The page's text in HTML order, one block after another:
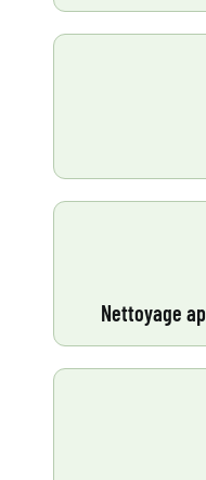
Nettoyage